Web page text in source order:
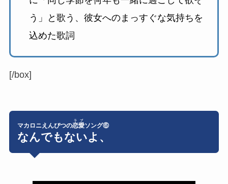
う」と歌う、 彼女へのまっすぐな気持ちを
込めた歌詞
[/box]
マカロニえんぴつの恋愛
ラブ
ソング⑥
なんでもないよ、